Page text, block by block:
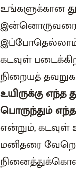
உங்களுக்கான
இன்னொருவரைப்
இப்போதெல்லாம்
கடவுள்
நிறையத்
உயிருக்கு
பொருந்தும்
என்றும்,
மனிதரை